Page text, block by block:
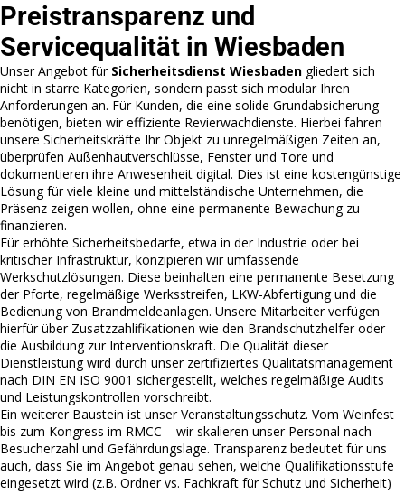
Preistransparenz und
Servicequalität in Wiesbaden
Unser Angebot für Sicherheitsdienst Wiesbaden gliedert sich
nicht in starre Kategorien, sondern passt sich modular Ihren
Anforderungen an. Für Kunden, die eine solide Grundabsicherung
benötigen, bieten wir effiziente Revierwachdienste. Hierbei fahren
unsere Sicherheitskräfte Ihr Objekt zu unregelmäßigen Zeiten an,
überprüfen Außenhautverschlüsse, Fenster und Tore und
dokumentieren ihre Anwesenheit digital. Dies ist eine kostengünstige
Lösung für viele kleine und mittelständische Unternehmen, die
Präsenz zeigen wollen, ohne eine permanente Bewachung zu
finanzieren.
Für erhöhte Sicherheitsbedarfe, etwa in der Industrie oder bei
kritischer Infrastruktur, konzipieren wir umfassende
Werkschutzlösungen. Diese beinhalten eine permanente Besetzung
der Pforte, regelmäßige Werksstreifen, LKW-Abfertigung und die
Bedienung von Brandmeldeanlagen. Unsere Mitarbeiter verfügen
hierfür über Zusatzzahlifikationen wie den Brandschutzhelfer oder
die Ausbildung zur Interventionskraft. Die Qualität dieser
Dienstleistung wird durch unser zertifiziertes Qualitätsmanagement
nach DIN EN ISO 9001 sichergestellt, welches regelmäßige Audits
und Leistungskontrollen vorschreibt.
Ein weiterer Baustein ist unser Veranstaltungsschutz. Vom Weinfest
bis zum Kongress im RMCC – wir skalieren unser Personal nach
Besucherzahl und Gefährdungslage. Transparenz bedeutet für uns
auch, dass Sie im Angebot genau sehen, welche Qualifikationsstufe
eingesetzt wird (z.B. Ordner vs. Fachkraft für Schutz und Sicherheit)